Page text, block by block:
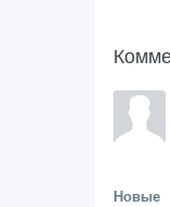
Новые